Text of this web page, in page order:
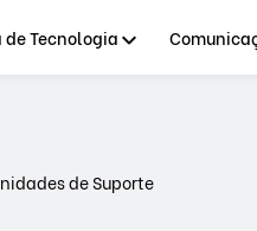
Tecnologia
de Suporte